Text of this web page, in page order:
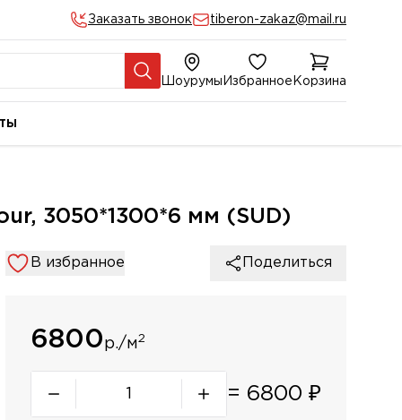
Заказать звонок tiberon-zakaz@mail.ru
Шоурумы Избранное Корзина
3050*1300*6 мм (SUD)
В избранное Поделиться
6800р./м2
= 6800 ₽